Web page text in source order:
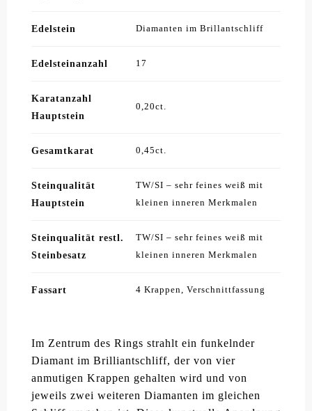
Edelstein Diamanten im Brillantschliff
Edelsteinanzahl 17
Karatanzahl
Hauptstein
0,20ct.
Gesamtkarat 0,45ct.
Steinqualität
Hauptstein
TW/SI – sehr feines weiß mit
kleinen inneren Merkmalen
Steinqualität restl.
Steinbesatz
TW/SI – sehr feines weiß mit
kleinen inneren Merkmalen
Fassart 4 Krappen, Verschnittfassung
Im Zentrum des Rings strahlt ein funkelnder
Diamant im Brilliantschliff, der von vier
anmutigen Krappen gehalten wird und von
jeweils zwei weiteren Diamanten im gleichen